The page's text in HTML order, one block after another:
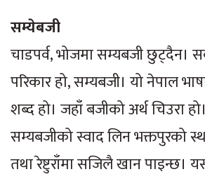
सम्येबजी
चाडपर्व, भोजमा सम्यबजी छुट्दैन।
परिकार हो, सम्यबजी। यो नेपाल
शब्द हो। जहाँ बजीको अर्थ चिउरा
सम्यबजीको स्वाद लिन भक्तपुरको
तथा रेष्टुराँमा सजिलै खान पाइन्छ।